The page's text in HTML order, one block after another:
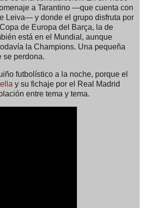
a Tarantino —que cuenta con
Leiva— y donde el grupo disfruta por
de Europa del Barça, la de
está en el Mundial, aunque
la Champions. Una pequeña
se perdona.
futbolístico a la noche, porque el
y su fichaje por el Real Madrid
entre tema y tema.